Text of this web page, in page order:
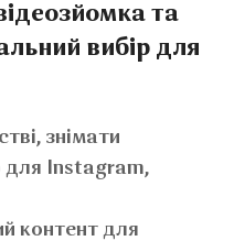
та
вибір для
знімати
для Instagram,
контент для